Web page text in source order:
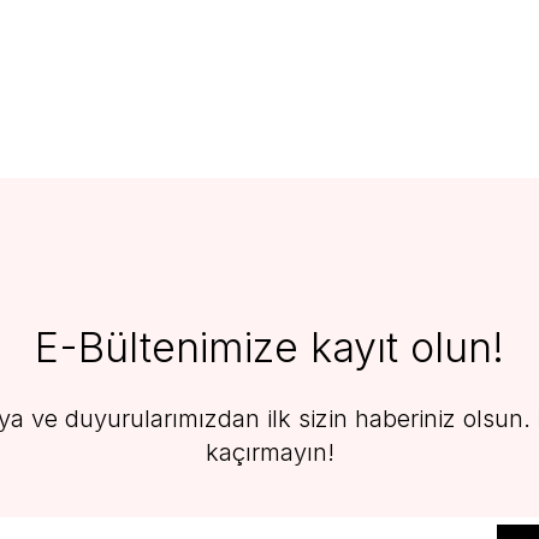
E-Bültenimize kayıt olun!
ve duyurularımızdan ilk sizin haberiniz olsun.
kaçırmayın!